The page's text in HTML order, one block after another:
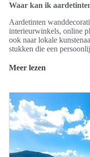
Waar kan ik
Aardetinten
interieurwinkels, online
ook naar lokale
stukken die een
Meer lezen